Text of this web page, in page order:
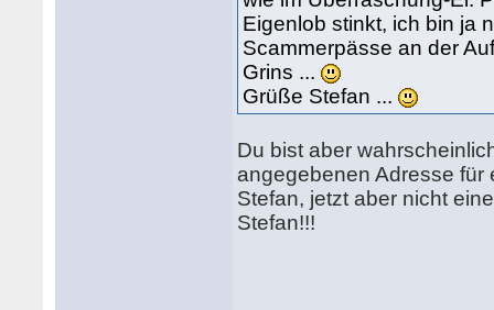
Eigenlob stinkt, ich bin ja
Scammerpässe an der
Grins ...
Grüße Stefan ...
Du bist aber
angegebenen Adresse für
Stefan, jetzt aber nicht
Stefan!!!